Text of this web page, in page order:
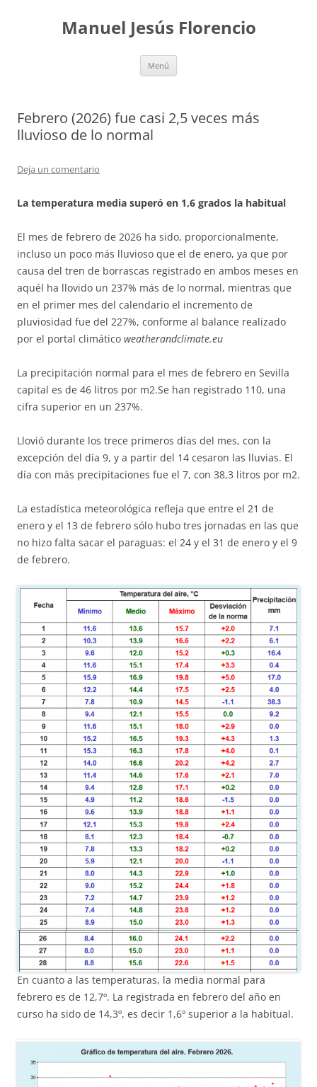
contenidoManuel Jesús Florencio
Menú
Febrero (2026) fue casi 2,5 veces más
lluvioso de lo normal
Deja un comentario
La temperatura media superó en 1,6 grados la habitual
El mes de febrero de 2026 ha sido, proporcionalmente,
incluso un poco más lluvioso que el de enero, ya que por
causa del tren de borrascas registrado en ambos meses en
aquél ha llovido un 237% más de lo normal, mientras que
en el primer mes del calendario el incremento de
pluviosidad fue del 227%, conforme al balance realizado
por el portal climático weatherandclimate.eu
La precipitación normal para el mes de febrero en Sevilla
capital es de 46 litros por m2.Se han registrado 110, una
cifra superior en un 237%.
Llovió durante los trece primeros días del mes, con la
excepción del día 9, y a partir del 14 cesaron las lluvias. El
día con más precipitaciones fue el 7, con 38,3 litros por m2.
La estadística meteorológica refleja que entre el 21 de
enero y el 13 de febrero sólo hubo tres jornadas en las que
no hizo falta sacar el paraguas: el 24 y el 31 de enero y el 9
de febrero.
En cuanto a las temperaturas, la media normal para
febrero es de 12,7º. La registrada en febrero del año en
curso ha sido de 14,3º, es decir 1,6º superior a la habitual.